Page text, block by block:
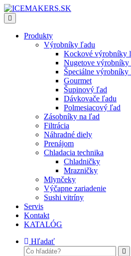
Produkty
Výrobníky ľadu
Kockové výrobníky
Nugetove výrobníky
Špeciálne výrobníky
Gourmet
Šupinový ľad
Dávkovače ľadu
Polmesiacový ľad
Zásobníky na ľad
Filtrácia
Náhradné diely
Prenájom
Chladacia technika
Chladničky
Mrazničky
Mlynčeky
Výčapne zariadenie
Sushi vitríny
Servis
Kontakt
KATALÓG
Hľadať